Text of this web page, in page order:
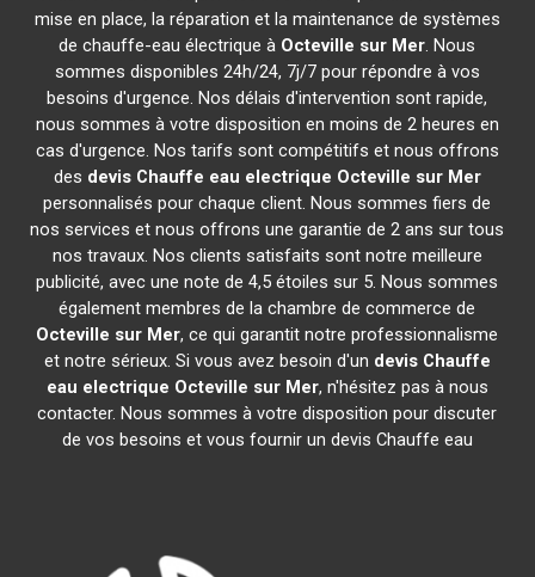
mise en place, la réparation et la maintenance de systèmes
de chauffe-eau électrique à Octeville sur Mer. Nous
sommes disponibles 24h/24, 7j/7 pour répondre à vos
besoins d'urgence. Nos délais d'intervention sont rapide,
nous sommes à votre disposition en moins de 2 heures en
cas d'urgence. Nos tarifs sont compétitifs et nous offrons
des devis Chauffe eau electrique Octeville sur Mer
personnalisés pour chaque client. Nous sommes fiers de
nos services et nous offrons une garantie de 2 ans sur tous
nos travaux. Nos clients satisfaits sont notre meilleure
publicité, avec une note de 4,5 étoiles sur 5. Nous sommes
également membres de la chambre de commerce de
Octeville sur Mer, ce qui garantit notre professionnalisme
et notre sérieux. Si vous avez besoin d'un devis Chauffe
eau electrique Octeville sur Mer, n'hésitez pas à nous
contacter. Nous sommes à votre disposition pour discuter
de vos besoins et vous fournir un devis Chauffe eau